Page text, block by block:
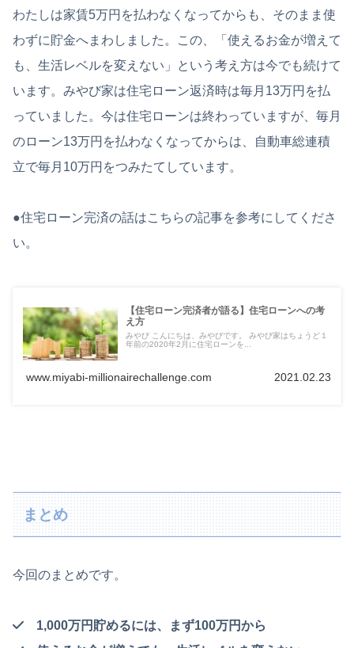
わたしは家賃5万円を払わなくなってからも、そのまま使
わずに貯金へまわしました。この、「使えるお金が増えて
も、生活レベルを変えない」という考え方は今でも続けて
います。みやび家は住宅ローン返済時は毎月13万円を払
っていました。今は住宅ローンは終わっていますが、毎月
のローン13万円を払わなくなってからは、自動車総連積
立で毎月10万円をつみたてしています。
●住宅ローン完済の話はこちらの記事を参考にしてくださ
い。
【住宅ローン完済者が語る】住宅ローンへの考
え方
みやび こんにちは、みやびです。 みやび家はちょうど１
年前の2020年2月に住宅ローンを...
www.miyabi-millionairechallenge.com 2021.02.23
まとめ
今回のまとめです。
1,000万円貯めるには、まず100万円から